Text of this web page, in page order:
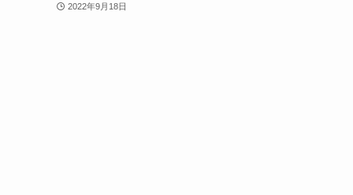
2022年9月18日